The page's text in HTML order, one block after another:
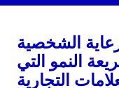
الشخصية
النمو التي
التجارية